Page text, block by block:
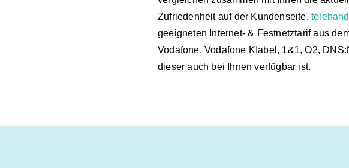
Zufriedenheit auf der Kundenseite.
geeigneten Internet- & Festnetztarif aus
Vodafone, Vodafone KIabel, 1&1, O2,
dieser auch bei Ihnen verfügbar ist.